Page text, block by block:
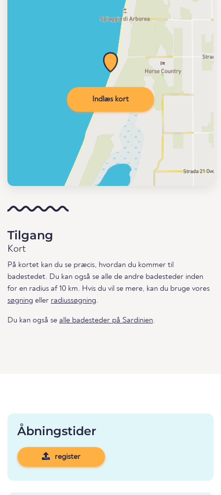
Indlæs kort
Tilgang
Kort
På kortet kan du se præcis, hvordan du kommer til
badestedet. Du kan også se alle de andre badesteder inden
for en radius af 10 km. Hvis du vil se mere, kan du bruge vores
søgning eller radiussøgning.
Du kan også se alle badesteder på Sardinien.
Åbningstider
register